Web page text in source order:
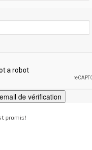
promis!